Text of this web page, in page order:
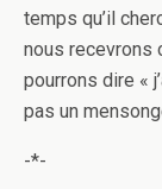
temps qu’il
nous recevrons
pourrons dire «
pas un
-*-